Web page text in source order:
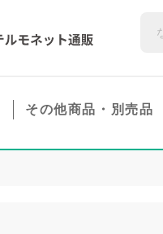
その他商品・ 別売品